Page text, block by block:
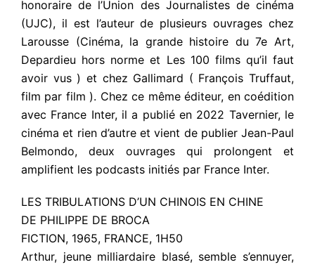
honoraire de l’Union des Journalistes de cinéma
(UJC), il est l’auteur de plusieurs ouvrages chez
Larousse (Cinéma, la grande histoire du 7e Art,
Depardieu hors norme et Les 100 films qu’il faut
avoir vus ) et chez Gallimard ( François Truffaut,
film par film ). Chez ce même éditeur, en coédition
avec France Inter, il a publié en 2022 Tavernier, le
cinéma et rien d’autre et vient de publier Jean-Paul
Belmondo, deux ouvrages qui prolongent et
amplifient les podcasts initiés par France Inter.
LES TRIBULATIONS D’UN CHINOIS EN CHINE
DE PHILIPPE DE BROCA
FICTION, 1965, FRANCE, 1H50
Arthur, jeune milliardaire blasé, semble s’ennuyer,